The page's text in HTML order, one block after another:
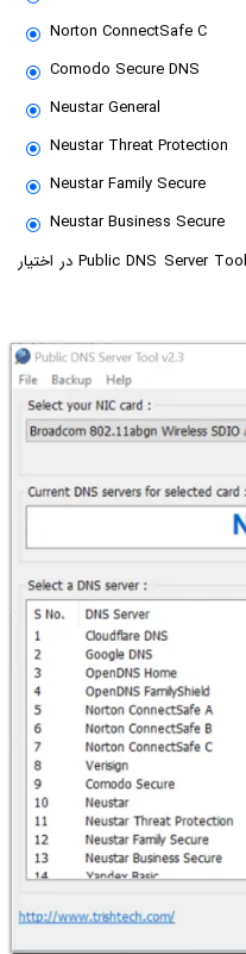
Norton ConnectSafe C
Comodo Secure DNS
Neustar General
Neustar Threat Protection
Neustar Family Secure
Neustar Business Secure
تمام موارد فوق در نرم‌افزار رایگانی به اسم Public DNS Server Tool در اختیار